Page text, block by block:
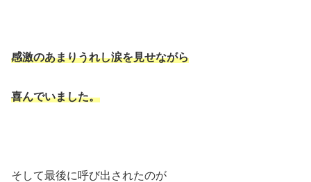
感激のあまりうれし涙を見せながら
喜んでいました。
そして最後に呼び出されたのが